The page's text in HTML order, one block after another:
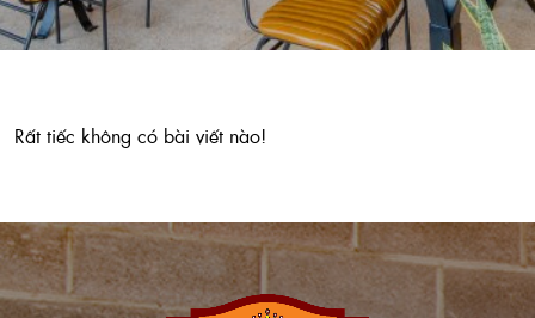
Rất tiếc không có bài viết nào!